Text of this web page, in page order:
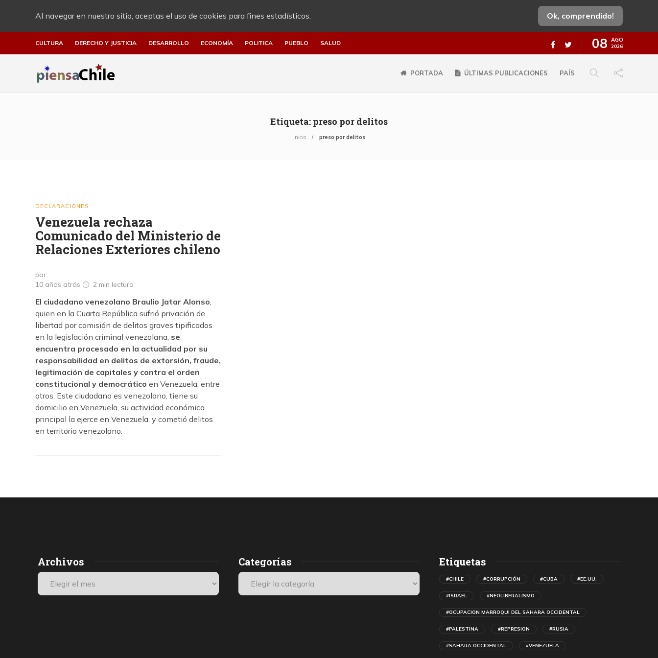
Al navegar en nuestro sitio, aceptas el uso de cookies para fines estadísticos. Ok, comprendido!
CULTURA DERECHO Y JUSTICIA DESARROLLO ECONOMÍA POLITICA PUEBLO SALUD 08 AGO
2026
PORTADA ÚLTIMAS PUBLICACIONES PAÍS
Etiqueta: preso por delitos
Inicio preso por delitos
DECLARACIONES
Venezuela rechaza
Comunicado del Ministerio de
Relaciones Exteriores chileno
por
10 años atrás
2 min lectura
El ciudadano venezolano Braulio Jatar Alonso,
quien en la Cuarta República sufrió privación de
libertad por comisión de delitos graves tipificados
en la legislación criminal venezolana, se
encuentra procesado en la actualidad por su
responsabilidad en delitos de extorsión, fraude,
legitimación de capitales y contra el orden
constitucional y democrático en Venezuela, entre
otros. Este ciudadano es venezolano, tiene su
domicilio en Venezuela, su actividad económica
principal la ejerce en Venezuela, y cometió delitos
en territorio venezolano.
Archivos Categorías Etiquetas
#CHILE #CORRUPCIÓN #CUBA #EE.UU.
#ISRAEL #NEOLIBERALISMO
#OCUPACION MARROQUI DEL SAHARA OCCIDENTAL
#PALESTINA #REPRESION #RUSIA
#SAHARA OCCIDENTAL #VENEZUELA